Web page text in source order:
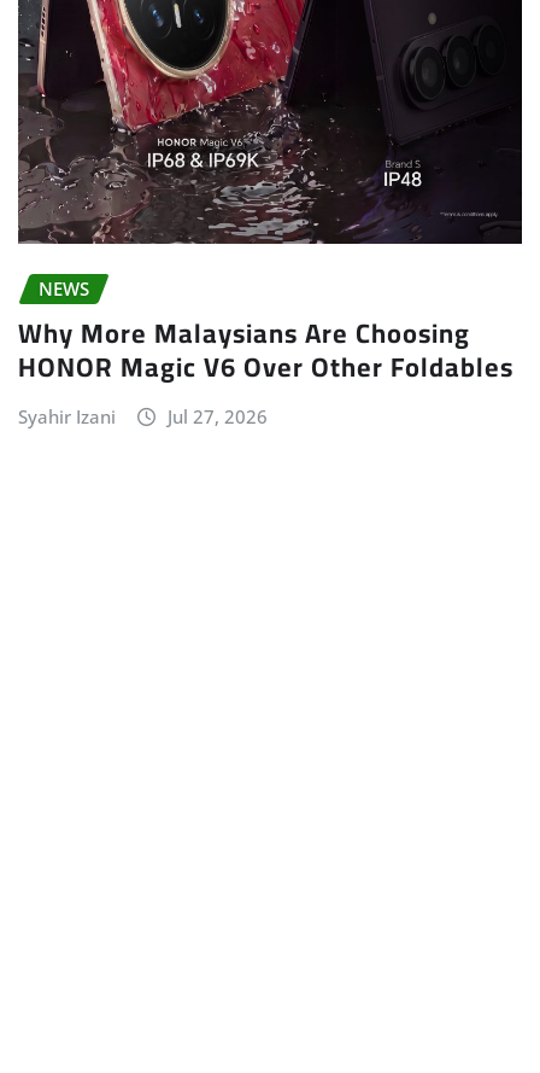
NEWS
Why More Malaysians Are Choosing
HONOR Magic V6 Over Other Foldables
Syahir Izani Jul 27, 2026